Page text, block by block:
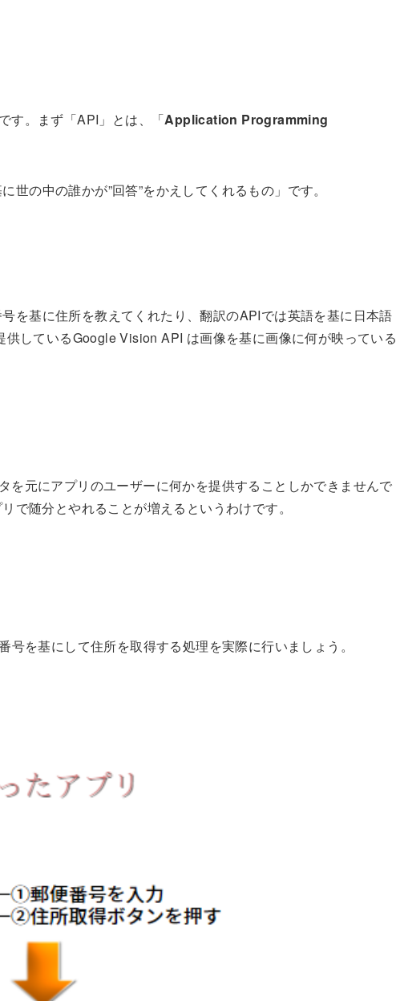
す。まず「API」とは、「Application Programming
の中の誰かが”回答”をかえしてくれるもの」です。
を基に住所を教えてくれたり、翻訳のAPIでは英語を基に日本語
しているGoogle Vision API は画像を基に画像に何が映っている
を元にアプリのユーザーに何かを提供することしかできませんで
で随分とやれることが増えるというわけです。
を基にして住所を取得する処理を実際に行いましょう。